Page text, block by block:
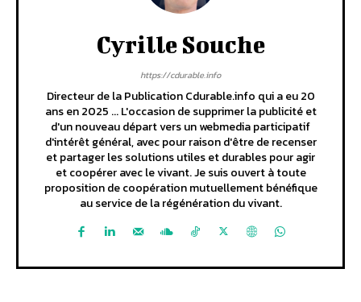
Cyrille Souche
https://cdurable.info
Directeur de la Publication Cdurable.info qui a eu 20
ans en 2025 ... L'occasion de supprimer la publicité et
d'un nouveau départ vers un webmedia participatif
d'intérêt général, avec pour raison d'être de recenser
et partager les solutions utiles et durables pour agir
et coopérer avec le vivant. Je suis ouvert à toute
proposition de coopération mutuellement bénéfique
au service de la régénération du vivant.